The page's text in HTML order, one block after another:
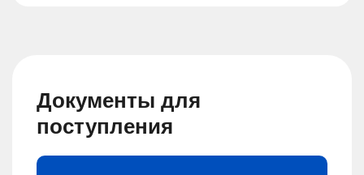
Документы для
поступления